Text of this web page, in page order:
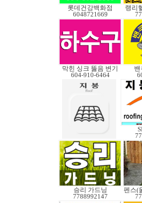
롯데건강백화점
6048721669
랭리
막힌 싱크 뚫음 변기
604-910-6464
밴
승리 가드닝
7788992147